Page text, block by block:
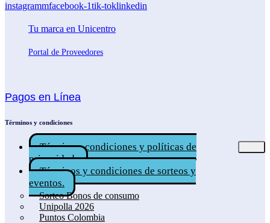
instagrammfacebook-1tik-toklinkedin
Tu marca en Unicentro
Portal de Proveedores
Pagos en Línea
Términos y condiciones
Términos, condiciones y políticas de
privacidad.
Términos y condiciones de sorteos y
eventos.
Sorteo Bonos de consumo
Unipolla 2026
Puntos Colombia